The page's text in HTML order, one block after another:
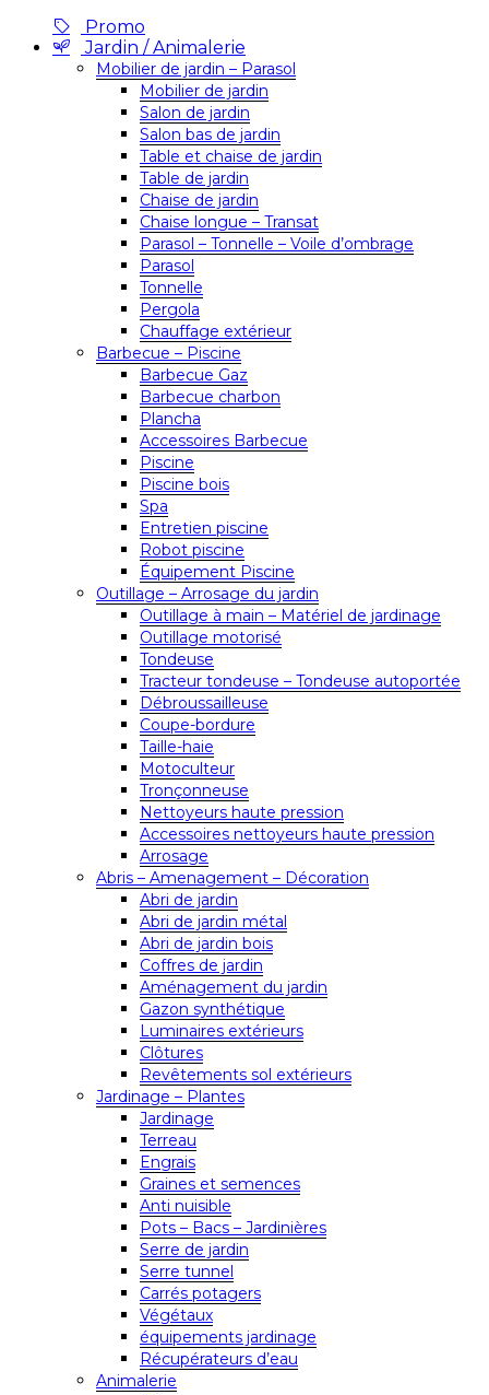
Promo
Jardin / Animalerie
Mobilier de jardin – Parasol
Mobilier de jardin
Salon de jardin
Salon bas de jardin
Table et chaise de jardin
Table de jardin
Chaise de jardin
Chaise longue – Transat
Parasol – Tonnelle – Voile d’ombrage
Parasol
Tonnelle
Pergola
Chauffage extérieur
Barbecue – Piscine
Barbecue Gaz
Barbecue charbon
Plancha
Accessoires Barbecue
Piscine
Piscine bois
Spa
Entretien piscine
Robot piscine
Équipement Piscine
Outillage – Arrosage du jardin
Outillage à main – Matériel de jardinage
Outillage motorisé
Tondeuse
Tracteur tondeuse – Tondeuse autoportée
Débroussailleuse
Coupe-bordure
Taille-haie
Motoculteur
Tronçonneuse
Nettoyeurs haute pression
Accessoires nettoyeurs haute pression
Arrosage
Abris – Amenagement – Décoration
Abri de jardin
Abri de jardin métal
Abri de jardin bois
Coffres de jardin
Aménagement du jardin
Gazon synthétique
Luminaires extérieurs
Clôtures
Revêtements sol extérieurs
Jardinage – Plantes
Jardinage
Terreau
Engrais
Graines et semences
Anti nuisible
Pots – Bacs – Jardinières
Serre de jardin
Serre tunnel
Carrés potagers
Végétaux
équipements jardinage
Récupérateurs d’eau
Animalerie